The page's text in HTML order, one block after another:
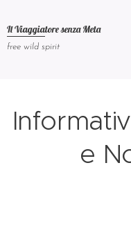
Il Viaggiatore senzaMeta
free wild spirit
e